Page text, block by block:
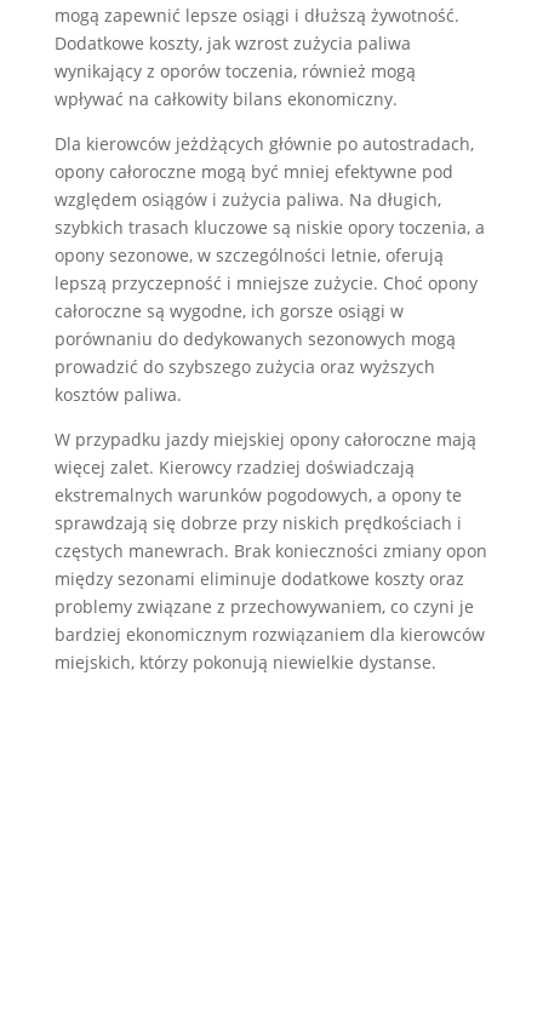
mogą zapewnić lepsze osiągi i dłuższą żywotność.
Dodatkowe koszty, jak wzrost zużycia paliwa
wynikający z oporów toczenia, również mogą
wpływać na całkowity bilans ekonomiczny.
Dla kierowców jeżdżących głównie po autostradach,
opony całoroczne mogą być mniej efektywne pod
względem osiągów i zużycia paliwa. Na długich,
szybkich trasach kluczowe są niskie opory toczenia, a
opony sezonowe, w szczególności letnie, oferują
lepszą przyczepność i mniejsze zużycie. Choć opony
całoroczne są wygodne, ich gorsze osiągi w
porównaniu do dedykowanych sezonowych mogą
prowadzić do szybszego zużycia oraz wyższych
kosztów paliwa.
W przypadku jazdy miejskiej opony całoroczne mają
więcej zalet. Kierowcy rzadziej doświadczają
ekstremalnych warunków pogodowych, a opony te
sprawdzają się dobrze przy niskich prędkościach i
częstych manewrach. Brak konieczności zmiany opon
między sezonami eliminuje dodatkowe koszty oraz
problemy związane z przechowywaniem, co czyni je
bardziej ekonomicznym rozwiązaniem dla kierowców
miejskich, którzy pokonują niewielkie dystanse.